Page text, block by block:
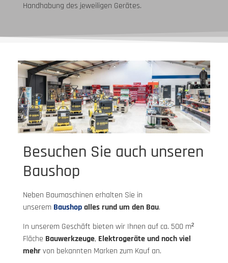
Handhabung des jeweiligen Gerätes.
Besuchen Sie auch unseren
Baushop
Neben Baumaschinen erhalten Sie in
unserem Baushopalles rund um den Bau.
In unserem Geschäft bieten wir Ihnen auf ca. 500 m²
Fläche Bauwerkzeuge, Elektrogeräteund noch viel
mehrvon bekannten Marken zum Kauf an.